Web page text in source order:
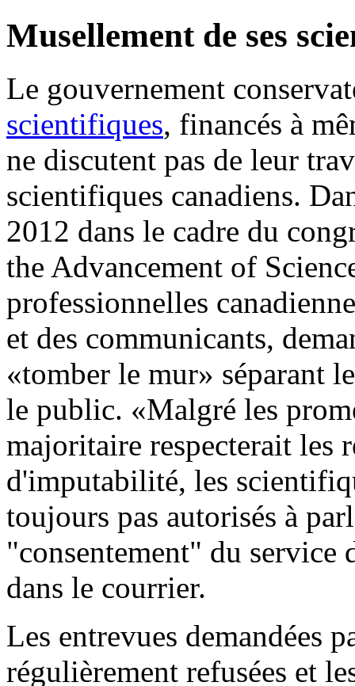
Musellement de ses
Le gouvernement
scientifiques, financés à
ne discutent pas de leur
scientifiques canadiens.
2012 dans le cadre du
the Advancement of
professionnelles
et des communicants,
«tomber le mur» séparant
le public. «Malgré les
majoritaire respecterait les
d'imputabilité, les
toujours pas autorisés à
"consentement" du
dans le courrier.
Les entrevues demandées
régulièrement refusées et